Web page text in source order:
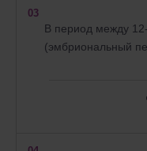
03
В период между
(эмбриональный